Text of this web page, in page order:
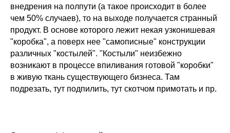
внедрения на полпути (а такое происходит в более
чем 50% случаев), то на выходе получается странный
продукт. В основе которого лежит некая узконишевая
"коробка", а поверх нее "самописные" конструкции
различных "костылей". "Костыли" неизбежно
возникают в процессе впиливания готовой "коробки"
в живую ткань существующего бизнеса. Там
подрезать, тут подпилить, тут скотчом примотать и пр.